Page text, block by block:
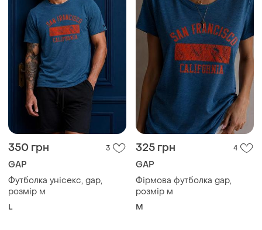
350 грн 3
GAP
Футболка унісекс, gap,
розмір м
L
325 грн 4
GAP
Фірмова футболка gap,
розмір м
M